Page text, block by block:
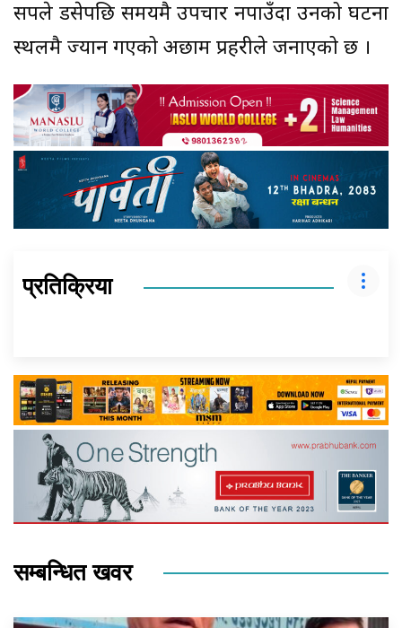
सर्पले डसेपछि समयमै उपचार नपाउँदा उनको घटना
स्थलमै ज्यान गएको अछाम प्रहरीले जनाएको छ ।
प्रतिक्रिया
सम्बन्धित खवर